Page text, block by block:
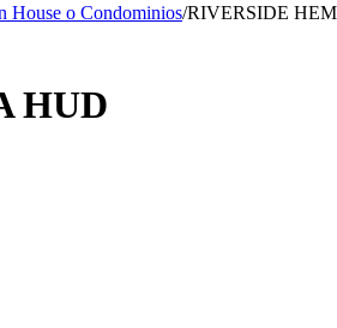
House o Condominios/RIVERSIDE
HUD